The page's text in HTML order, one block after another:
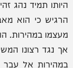
היותו תמיד נהג
הרגיש כי הוא
מעצמו במהירות.
אך נגד רצונו
במהירות אל עבר